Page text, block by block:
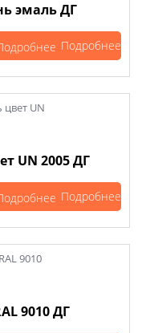
эмаль ДГ
Подробнее
UN 2005 ДГ
Подробнее
9010 ДГ